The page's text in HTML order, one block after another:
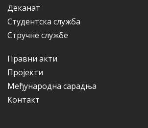
Деканат
Студентска служба
Стручне службе
Правни акти
Пројекти
Међународна сарадња
Контакт